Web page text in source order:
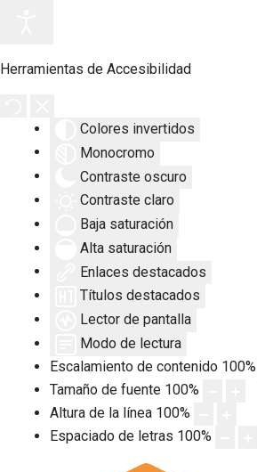
Herramientas de Accesibilidad
Colores invertidos
Monocromo
Contraste oscuro
Contraste claro
Baja saturación
Alta saturación
Enlaces destacados
Títulos destacados
Lector de pantalla
Modo de lectura
Escalamiento de contenido 100%
Tamaño de fuente 100%
Altura de la línea 100%
Espaciado de letras 100%